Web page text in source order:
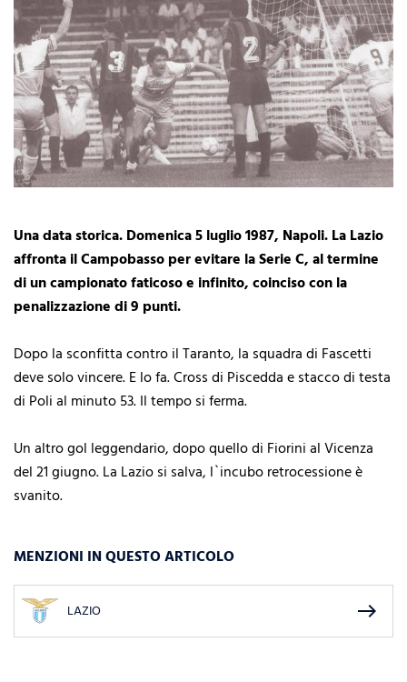
Una data storica. Domenica 5 luglio 1987, Napoli. La Lazio
affronta il Campobasso per evitare la Serie C, al termine
di un campionato faticoso e infinito, coinciso con la
penalizzazione di 9 punti.
Dopo la sconfitta contro il Taranto, la squadra di Fascetti
deve solo vincere. E lo fa. Cross di Piscedda e stacco di testa
di Poli al minuto 53. Il tempo si ferma.
Un altro gol leggendario, dopo quello di Fiorini al Vicenza
del 21 giugno. La Lazio si salva, l`incubo retrocessione è
svanito.
MENZIONI IN QUESTO ARTICOLO
LAZIO east